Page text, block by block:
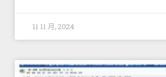
11 11 月, 2024